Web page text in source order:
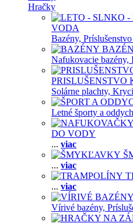
Hračky
VODA
Bazény,
Nafukovacie bazény,
PRISLUŠENSTVO
Solárne plachty,
Letné športy a
DO VODY
... viac
... viac
... viac
Vírivé bazény,